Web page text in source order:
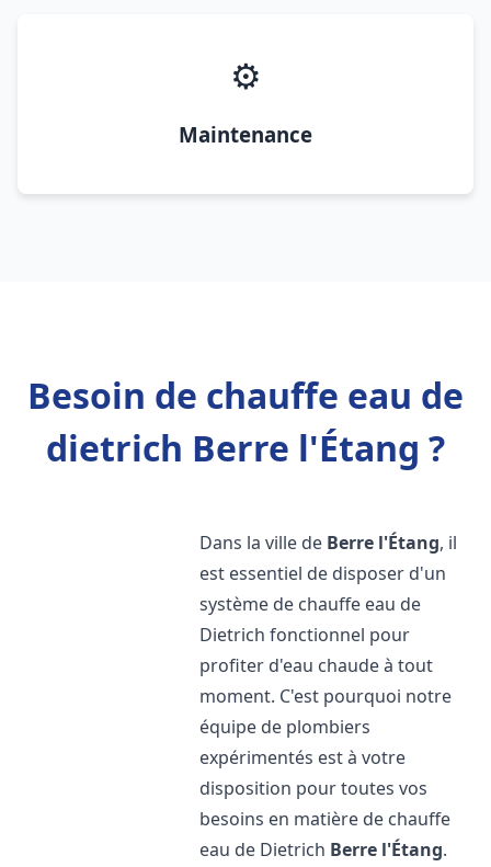
⚙️
Maintenance
Besoin de chauffe eau de
dietrich Berre l'Étang ?
Dans la ville de Berre l'Étang, il
est essentiel de disposer d'un
système de chauffe eau de
Dietrich fonctionnel pour
profiter d'eau chaude à tout
moment. C'est pourquoi notre
équipe de plombiers
expérimentés est à votre
disposition pour toutes vos
besoins en matière de chauffe
eau de Dietrich Berre l'Étang.